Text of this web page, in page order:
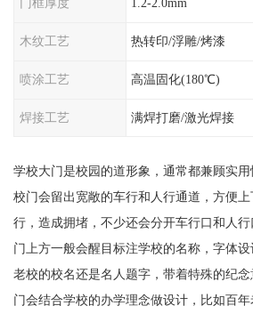
木纹工艺 热转印/浮雕/烤漆
喷涂工艺 高温固化(180℃)
焊接工艺 满焊打磨/激光焊接
学校大门是校园的道形象，通常都兼顾实
校门会留出宽敞的车行和人行通道，方便
行，造成拥堵，不少还会分开车行口和人
门上方一般会醒目标注学校的名称，字体
老校的校名还是名人题字，带着特殊的纪
门会结合学校的办学理念做设计，比如百